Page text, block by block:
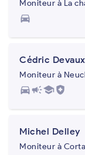
Moniteur à La
directions_car
Cédric Devaux
Moniteur à
directions_carcampaignschool health_and_safety
Michel Delley
Moniteur à